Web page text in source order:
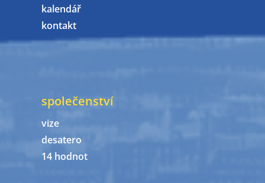
kalendář
kontakt
společenství
vize
desatero
14 hodnot